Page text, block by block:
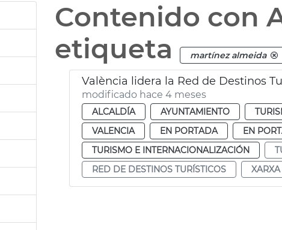
Contenido con
etiqueta
martínez almeida
València lidera la Red de Destinos
modificado hace 4 meses
ALCALDÍA AYUNTAMIENTO
VALENCIA
EN PORTADA EN
TURISMO E INTERNACIONALIZACIÓN
RED DE DESTINOS TURÍSTICOS